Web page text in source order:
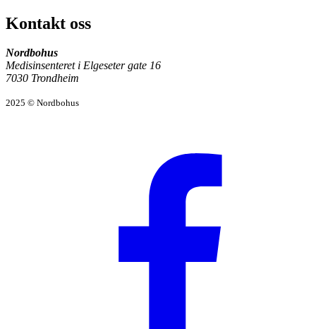
Kontakt oss
Nordbohus
Medisinsenteret i Elgeseter gate 16
7030 Trondheim
2025 © Nordbohus